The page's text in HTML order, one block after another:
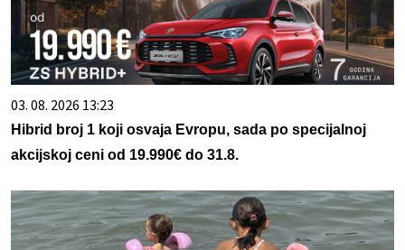
03. 08. 2026 13:23
Hibrid broj 1 koji osvaja Evropu, sada po specijalnoj
akcijskoj ceni od 19.990€ do 31.8.